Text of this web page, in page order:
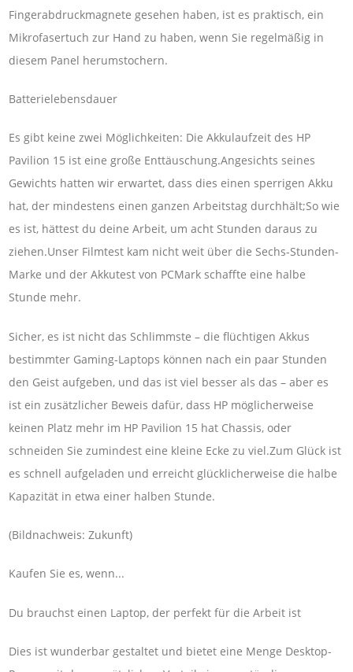
Fingerabdruckmagnete gesehen haben, ist es praktisch, ein
Mikrofasertuch zur Hand zu haben, wenn Sie regelmäßig in
diesem Panel herumstochern.
Batterielebensdauer
Es gibt keine zwei Möglichkeiten: Die Akkulaufzeit des HP
Pavilion 15 ist eine große Enttäuschung.Angesichts seines
Gewichts hatten wir erwartet, dass dies einen sperrigen Akku
hat, der mindestens einen ganzen Arbeitstag durchhält;So wie
es ist, hättest du deine Arbeit, um acht Stunden daraus zu
ziehen.Unser Filmtest kam nicht weit über die Sechs-Stunden-
Marke und der Akkutest von PCMark schaffte eine halbe
Stunde mehr.
Sicher, es ist nicht das Schlimmste – die flüchtigen Akkus
bestimmter Gaming-Laptops können nach ein paar Stunden
den Geist aufgeben, und das ist viel besser als das – aber es
ist ein zusätzlicher Beweis dafür, dass HP möglicherweise
keinen Platz mehr im HP Pavilion 15 hat Chassis, oder
schneiden Sie zumindest eine kleine Ecke zu viel.Zum Glück ist
es schnell aufgeladen und erreicht glücklicherweise die halbe
Kapazität in etwa einer halben Stunde.
(Bildnachweis: Zukunft)
Kaufen Sie es, wenn...
Du brauchst einen Laptop, der perfekt für die Arbeit ist
Dies ist wunderbar gestaltet und bietet eine Menge Desktop-